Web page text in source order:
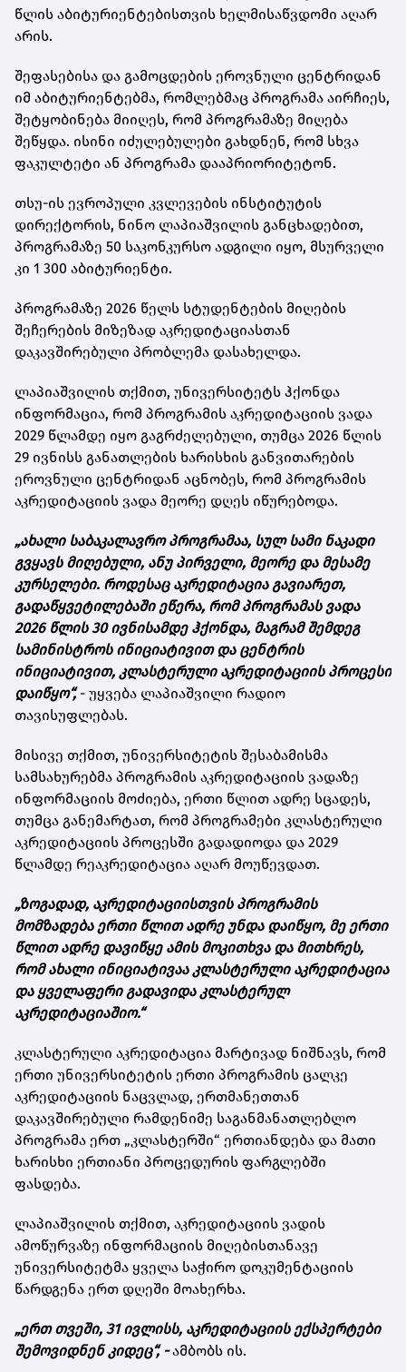
წლის აბიტურიენტებისთვის ხელმისაწვდომი აღარ
არის.
შეფასებისა და გამოცდების ეროვნული ცენტრიდან
იმ აბიტურიენტებმა, რომლებმაც პროგრამა აირჩიეს,
შეტყობინება მიიღეს, რომ პროგრამაზე მიღება
შეწყდა. ისინი იძულებულები გახდნენ, რომ სხვა
ფაკულტეტი ან პროგრამა დააპრიორიტეტონ.
თსუ-ის ევროპული კვლევების ინსტიტუტის
დირექტორის, ნინო ლაპიაშვილის განცხადებით,
პროგრამაზე 50 საკონკურსო ადგილი იყო, მსურველი
კი 1 300 აბიტურიენტი.
პროგრამაზე 2026 წელს სტუდენტების მიღების
შეჩერების მიზეზად აკრედიტაციასთან
დაკავშირებული პრობლემა დასახელდა.
ლაპიაშვილის თქმით, უნივერსიტეტს ჰქონდა
ინფორმაცია, რომ პროგრამის აკრედიტაციის ვადა
2029 წლამდე იყო გაგრძელებული, თუმცა 2026 წლის
29 ივნისს განათლების ხარისხის განვითარების
ეროვნული ცენტრიდან აცნობეს, რომ პროგრამის
აკრედიტაციის ვადა მეორე დღეს იწურებოდა.
„ახალი საბაკალავრო პროგრამაა, სულ სამი ნაკადი
გვყავს მიღებული, ანუ პირველი, მეორე და მესამე
კურსელები. როდესაც აკრედიტაცია გავიარეთ,
გადაწყვეტილებაში ეწერა, რომ პროგრამას ვადა
2026 წლის 30 ივნისამდე ჰქონდა, მაგრამ შემდეგ
სამინისტროს ინიციატივით და ცენტრის
ინიციატივით, კლასტერული აკრედიტაციის პროცესი
დაიწყო“, - უყვება ლაპიაშვილი რადიო
თავისუფლებას.
მისივე თქმით, უნივერსიტეტის შესაბამისმა
სამსახურებმა პროგრამის აკრედიტაციის ვადაზე
ინფორმაციის მოძიება, ერთი წლით ადრე სცადეს,
თუმცა განემარტათ, რომ პროგრამები კლასტერული
აკრედიტაციის პროცესში გადადიოდა და 2029
წლამდე რეაკრედიტაცია აღარ მოუწევდათ.
„ზოგადად, აკრედიტაციისთვის პროგრამის
მომზადება ერთი წლით ადრე უნდა დაიწყო, მე ერთი
წლით ადრე დავიწყე ამის მოკითხვა და მითხრეს,
რომ ახალი ინიციატივაა კლასტერული აკრედიტაცია
და ყველაფერი გადავიდა კლასტერულ
აკრედიტაციაშიო.“
კლასტერული აკრედიტაცია მარტივად ნიშნავს, რომ
ერთი უნივერსიტეტის ერთი პროგრამის ცალკე
აკრედიტაციის ნაცვლად, ერთმანეთთან
დაკავშირებული რამდენიმე საგანმანათლებლო
პროგრამა ერთ „კლასტერში“ ერთიანდება და მათი
ხარისხი ერთიანი პროცედურის ფარგლებში
ფასდება.
ლაპიაშვილის თქმით, აკრედიტაციის ვადის
ამოწურვაზე ინფორმაციის მიღებისთანავე
უნივერსიტეტმა ყველა საჭირო დოკუმენტაციის
წარდგენა ერთ დღეში მოახერხა.
„ერთ თვეში, 31 ივლისს, აკრედიტაციის ექსპერტები
შემოვიდნენ კიდეც“, - ამბობს ის.